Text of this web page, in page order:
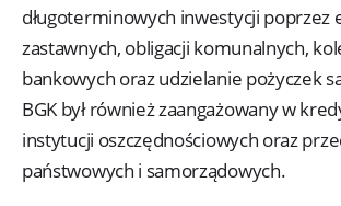
długoterminowych inwestycji poprzez
zastawnych, obligacji komunalnych,
bankowych oraz udzielanie pożyczek
BGK był również zaangażowany w
instytucji oszczędnościowych oraz
państwowych i samorządowych.